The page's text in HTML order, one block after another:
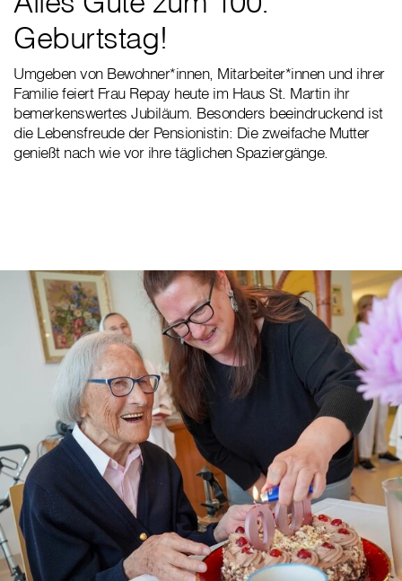
Geburtstag!
Umgeben von Bewohner*innen, Mitarbeiter*innen und ihrer
Familie feiert Frau Repay heute im Haus St. Martin ihr
bemerkenswertes Jubiläum. Besonders beeindruckend ist
die Lebensfreude der Pensionistin: Die zweifache Mutter
genießt nach wie vor ihre täglichen Spaziergänge.